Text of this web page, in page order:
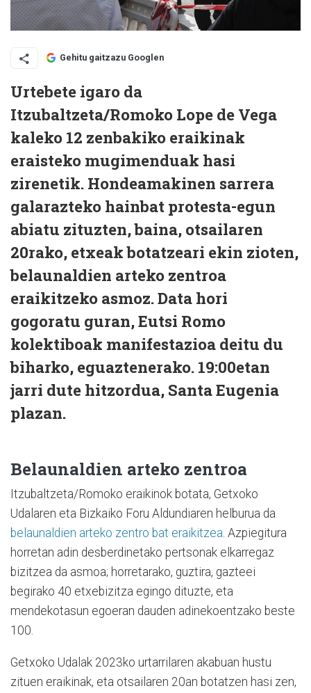
Gehitu gaitzazu Googlen
Urtebete igaro da
Itzubaltzeta/Romoko Lope de Vega
kaleko 12 zenbakiko eraikinak
eraisteko mugimenduak hasi
zirenetik. Hondeamakinen sarrera
galarazteko hainbat protesta-egun
abiatu zituzten, baina, otsailaren
20rako, etxeak botatzeari ekin zioten,
belaunaldien arteko zentroa
eraikitzeko asmoz. Data hori
gogoratu guran, Eutsi Romo
kolektiboak manifestazioa deitu du
biharko, eguaztenerako. 19:00etan
jarri dute hitzordua, Santa Eugenia
plazan.
Belaunaldien arteko zentroa
Itzubaltzeta/Romoko eraikinok botata, Getxoko
Udalaren eta Bizkaiko Foru Aldundiaren helburua da
belaunaldien arteko zentro bat eraikitzea. Azpiegitura
horretan adin desberdinetako pertsonak elkarregaz
bizitzea da asmoa; horretarako, guztira, gazteei
begirako 40 etxebizitza egingo dituzte, eta
mendekotasun egoeran dauden adinekoentzako beste
100.
Getxoko Udalak 2023ko urtarrilaren akabuan hustu
zituen eraikinak, eta otsailaren 20an botatzen hasi zen,